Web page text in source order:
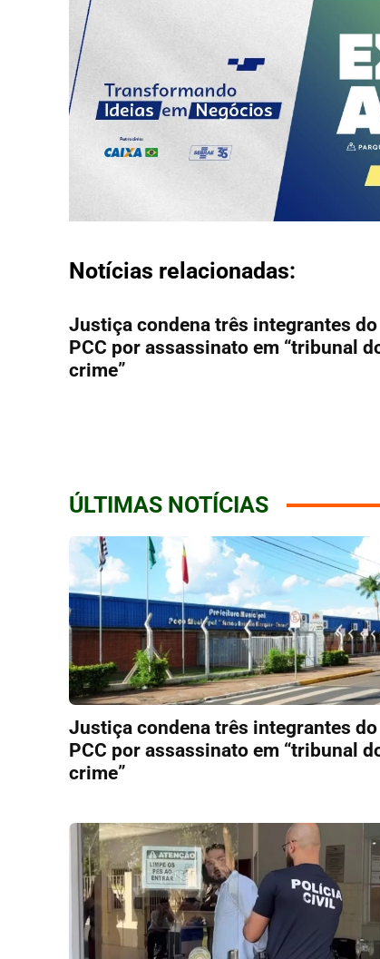
Notícias relacionadas:
Justiça condena três integrantes do
PCC por assassinato em “tribunal
crime”
ÚLTIMAS NOTÍCIAS
Justiça condena três integrantes do
PCC por assassinato em “tribunal
crime”